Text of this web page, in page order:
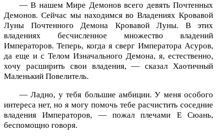
— В нашем Мире Демонов всего девять Почтенных
Демонов. Сейчас мы находимся во Владениях Кровавой
Луны Почтенного Демона Кровавой Луны. В этих
владениях бесчисленное множество владений
Императоров. Теперь, когда я сверг Императора Асуров,
да еще и с Телом Изначального Демона, я, естественно,
хочу расширить свои владения, — сказал Хаотичный
Маленький Повелитель.
— Ладно, у тебя большие амбиции. У меня особого
интереса нет, но я могу помочь тебе расчистить соседние
владения Императоров, — пожал плечами Е Сюань,
беспомощно говоря.